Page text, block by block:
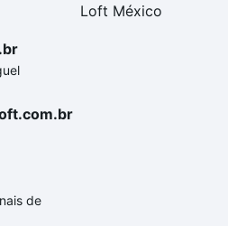
de
Loft México